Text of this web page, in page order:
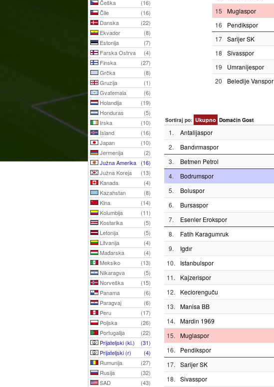
Češka
(16)
Čile
(16)
Danska
(22)
Ekvador
(8)
Estonija
(7)
Farska Ostrva
(4)
Finska
(27)
Grčka
(8)
Gruzija
(1)
Gvatemala
(6)
Holandija
(19)
Honduras
(5)
Irska
(10)
Island
(16)
Japan
(10)
Jermenija
(2)
Južna Amerika (16)
Južna Koreja
(13)
Kanada
(4)
Kazahstan
(8)
Kina
(14)
Kolumbija
(11)
Kostarika
(5)
Letonija
(5)
Litvanija
(4)
Mađarska
(4)
Meksiko
(13)
Nikaragva
(5)
Norveška
(15)
Panama
(6)
Paragvaj
(6)
Peru
(17)
Poljska
(26)
Portugalija
(22)
Prijateljski (kl.)
(31)
Prijateljski (r)
(4)
Rumunija
(27)
Rusija
(32)
SAD
(43)
15 Muglaspor
16 Pendikspor
17 Sarijer SK
18 Sivasspor
19 Umranijespor
20 Beledije Vanspor
Sortiraj po: Ukupno Domaćin Gost
1. Antalijaspor
2. Bandırmaspor
3. Betmen Petrol
4. Bodrumspor
5. Boluspor
6. Bursaspor
7. Esenler Erokspor
8. Fatih Karagumruk
9. Igdır
10. Istanbulspor
11. Kajzerispor
12. Keciorenguču
13. Manisa BB
14. Mardin 1969
15. Muglaspor
16. Pendikspor
17. Sarijer SK
18. Sivasspor